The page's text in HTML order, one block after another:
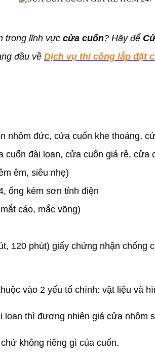
trong lĩnh vực cửa cuốn? Hãy để
đầu về Dịch vụ thi công lắp đặt
nhôm đức, cửa cuốn khe thoáng,
cuốn đài loan, cửa cuốn giá rẻ, cửa
êm, siêu nhẹ)
ống kẻm sơn tỉnh điện
cáo, mắc võng)
120 phút) giấy chứng nhận chống
vào 2 yếu tố chính: vật liệu và
thì đương nhiên giá cửa nhôm
không riêng gì của cuốn.